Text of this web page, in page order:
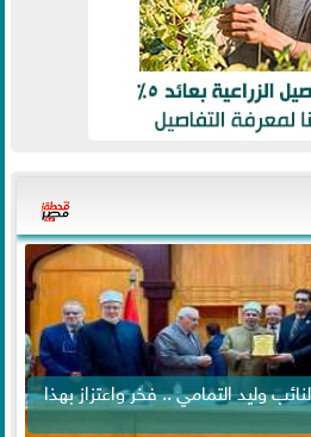
وليد التمامي .. فخر واعتزاز بهذا